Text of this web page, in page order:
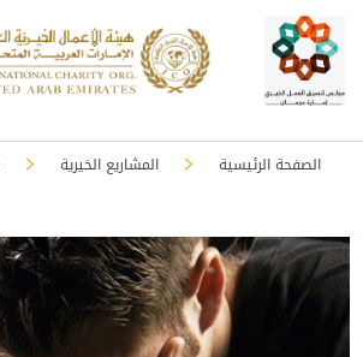
الصفحة الرئيسية المشاريع الخيرية